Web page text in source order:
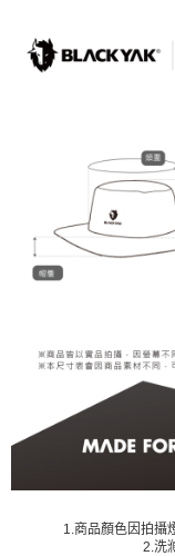
1.商品顏色因拍攝
2. 洗